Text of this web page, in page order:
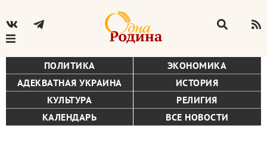
ПОЛИТИКА
ЭКОНОМИКА
АДЕКВАТНАЯ УКРАИНА
ИСТОРИЯ
КУЛЬТУРА
РЕЛИГИЯ
КАЛЕНДАРЬ
ВСЕ НОВОСТИ